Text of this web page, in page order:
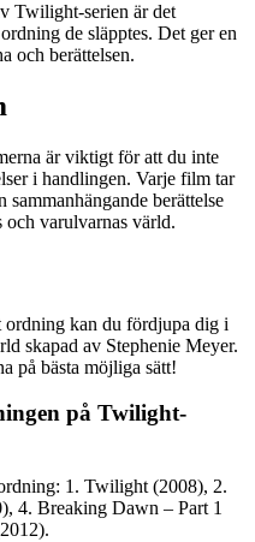
Twilight-serien är det
de släpptes. Det ger en
och berättelsen.
är viktigt för att du inte
i handlingen. Varje film tar
berättelse
och varulvarnas värld.
kan du fördjupa dig i
skapad av Stephenie Meyer.
på bästa möjliga sätt!
på Twilight-
1. Twilight (2008), 2.
4. Breaking Dawn – Part 1